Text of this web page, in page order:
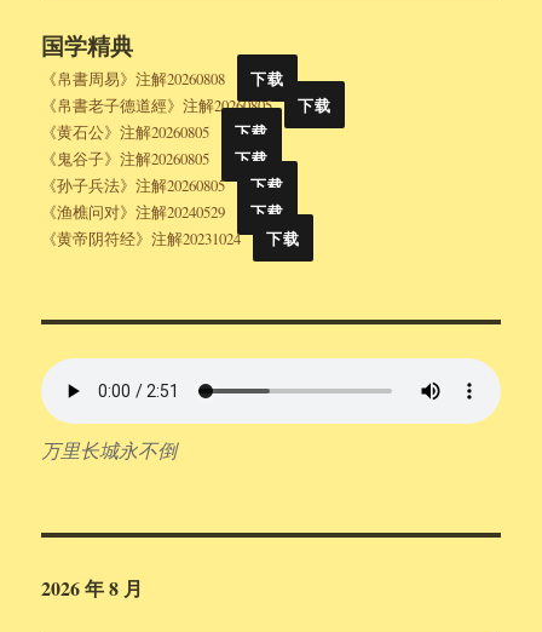
国学精典
《帛書周易》注解20260808
下载
《帛書老子德道經》注解20260805
下载
《黄石公》注解20260805
下载
《鬼谷子》注解20260805
下载
《孙子兵法》注解20260805
下载
《渔樵问对》注解20240529
下载
《黄帝阴符经》注解20231024
下载
万里长城永不倒
2026 年 8 月